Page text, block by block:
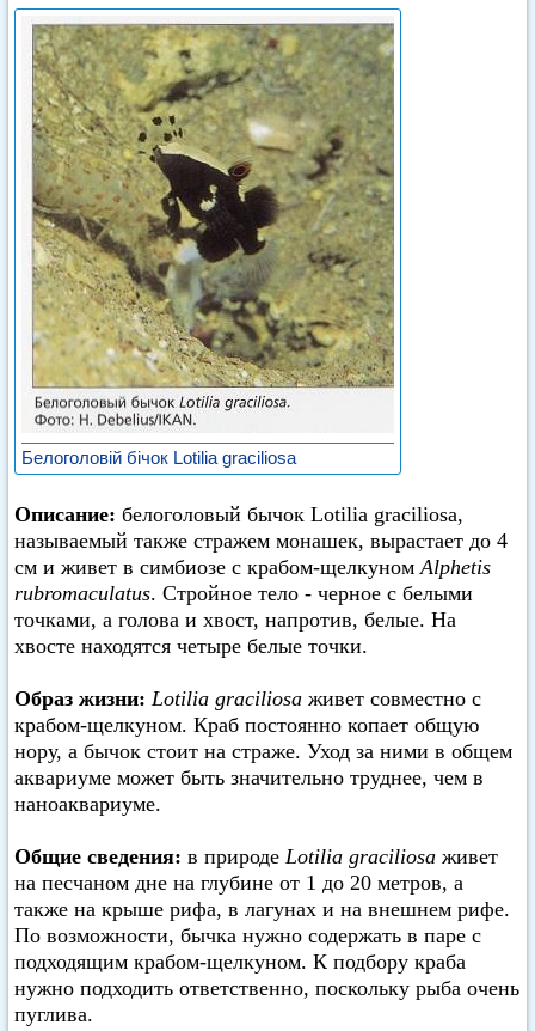
Белоголовій бічок Lotilia graciliosa
Описание: белоголовый бычок Lotilia graciliosa,
называемый также стражем монашек, вырастает до 4
см и живет в симбиозе с крабом-щелкуномAlphetis
rubromaculatus. Стройное тело - черное с белыми
точками, а голова и хвост, напротив, белые. На
хвосте находятся четыре белые точки.
Образ жизни: Lotilia graciliosa живет совместно с
крабом-щелкуном. Краб постоянно копает общую
нору, а бычок стоит на страже. Уход за ними в общем
аквариуме может быть значительно труднее, чем в
наноаквариуме.
Общие сведения: в природе Lotilia graciliosa живет
на песчаном дне на глубине от 1 до 20 метров, а
также на крыше рифа, в лагунах и на внешнем рифе.
По возможности, бычка нужно содержать в паре с
подходящим крабом-щелкуном. К подбору краба
нужно подходить ответственно, поскольку рыба очень
пуглива.